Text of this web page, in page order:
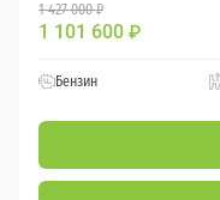
1 427 000 ₽
1 101 600 ₽
Бензин